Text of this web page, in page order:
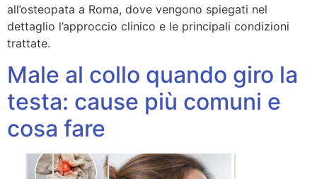
all’osteopata a Roma, dove vengono spiegati nel
dettaglio l’approccio clinico e le principali condizioni
trattate.
Male al collo quando giro la
testa: cause più comuni e
cosa fare